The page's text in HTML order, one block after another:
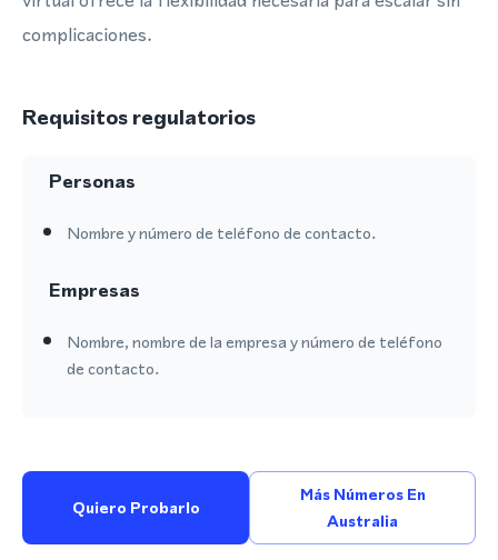
complicaciones.
Requisitos regulatorios
Personas
Nombre y número de teléfono de contacto.
Empresas
Nombre, nombre de la empresa y número de teléfono
de contacto.
Quiero Probarlo
Más Números En
Australia